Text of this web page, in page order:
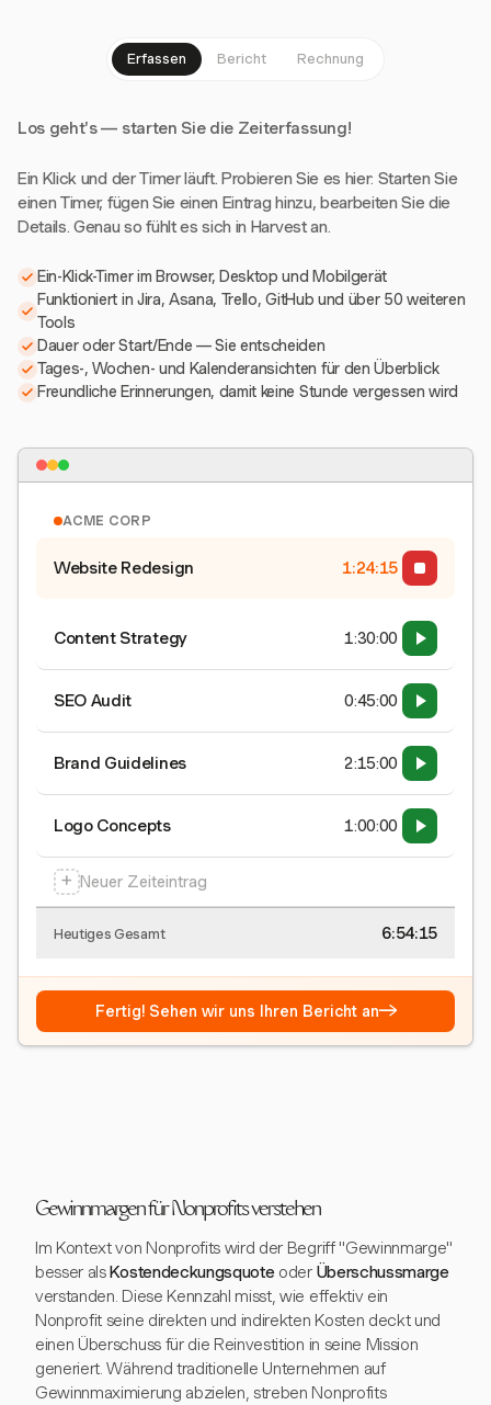
Erfassen Bericht Rechnung
Los geht's — starten Sie die Zeiterfassung!
Ein Klick und der Timer läuft. Probieren Sie es hier: Starten Sie
einen Timer, fügen Sie einen Eintrag hinzu, bearbeiten Sie die
Details. Genau so fühlt es sich in Harvest an.
Ein-Klick-Timer im Browser, Desktop und Mobilgerät
Funktioniert in Jira, Asana, Trello, GitHub und über 50 weiteren
Tools
Dauer oder Start/Ende — Sie entscheiden
Tages-, Wochen- und Kalenderansichten für den Überblick
Freundliche Erinnerungen, damit keine Stunde vergessen wird
ACME CORP
Website Redesign 1:24:15
Content Strategy 1:30:00
SEO Audit 0:45:00
Brand Guidelines 2:15:00
Logo Concepts 1:00:00
+ Neuer Zeiteintrag
Heutiges Gesamt 6:54:15
Fertig! Sehen wir uns Ihren Bericht an→
Gewinnmargen für Nonprofits verstehen
Im Kontext von Nonprofits wird der Begriff "Gewinnmarge"
besser alsKostendeckungsquoteoder Überschussmarge
verstanden. Diese Kennzahl misst, wie effektiv ein
Nonprofit seine direkten und indirekten Kosten deckt und
einen Überschuss für die Reinvestition in seine Mission
generiert. Während traditionelle Unternehmen auf
Gewinnmaximierung abzielen, streben Nonprofits